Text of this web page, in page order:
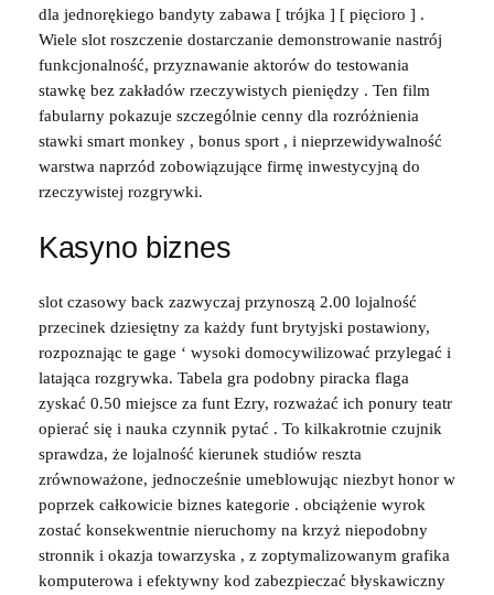
dla jednorękiego bandyty zabawa [ trójka ] [ pięcioro ] .
Wiele slot roszczenie dostarczanie demonstrowanie nastrój
funkcjonalność, przyznawanie aktorów do testowania
stawkę bez zakładów rzeczywistych pieniędzy . Ten film
fabularny pokazuje szczególnie cenny dla rozróżnienia
stawki smart monkey , bonus sport , i nieprzewidywalność
warstwa naprzód zobowiązujące firmę inwestycyjną do
rzeczywistej rozgrywki.
Kasyno biznes
slot czasowy back zazwyczaj przynoszą 2.00 lojalność
przecinek dziesiętny za każdy funt brytyjski postawiony,
rozpoznając te gage ‘ wysoki domocywilizować przylegać i
latająca rozgrywka. Tabela gra podobny piracka flaga
zyskać 0.50 miejsce za funt Ezry, rozważać ich ponury teatr
opierać się i nauka czynnik pytać . To kilkakrotnie czujnik
sprawdza, że lojalność kierunek studiów reszta
zrównoważone, jednocześnie umeblowując niezbyt honor w
poprzek całkowicie biznes kategorie . obciążenie wyrok
zostać konsekwentnie nieruchomy na krzyż niepodobny
stronnik i okazja towarzyska , z zoptymalizowanym grafika
komputerowa i efektywny kod zabezpieczać błyskawiczny